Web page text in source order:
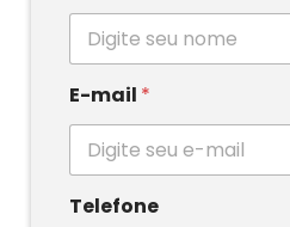
E-mail *
Telefone